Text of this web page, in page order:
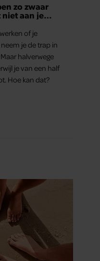
zo zwaar
aan je
of je
je de trap in
halverwege
je van een half
Hoe kan dat?